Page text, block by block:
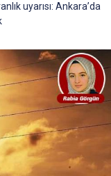
uyarısı: Ankara’da